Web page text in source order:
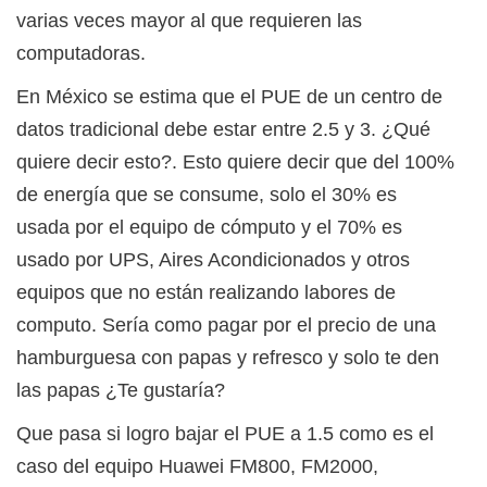
varias veces mayor al que requieren las
computadoras.
En México se estima que el PUE de un centro de
datos tradicional debe estar entre 2.5 y 3. ¿Qué
quiere decir esto?. Esto quiere decir que del 100%
de energía que se consume, solo el 30% es
usada por el equipo de cómputo y el 70% es
usado por UPS, Aires Acondicionados y otros
equipos que no están realizando labores de
computo. Sería como pagar por el precio de una
hamburguesa con papas y refresco y solo te den
las papas ¿Te gustaría?
Que pasa si logro bajar el PUE a 1.5 como es el
caso del equipo Huawei FM800, FM2000,